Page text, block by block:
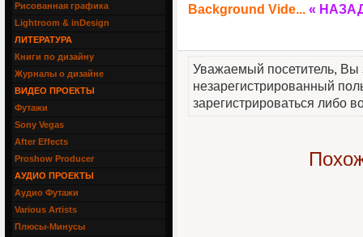
Background Vide... «
Уважаемый посетитель, Вы
незарегистрированный
зарегистрироваться либо
Рисованная графика
Lightroom & inDesign
ЛИТЕРАТУРА
Книги по дизайну
Журналы о дизайне
ВИДЕО ПРОЕКТЫ
Футажи
Sony Vegas
After Effects
Proshow Producer
АУДИО ПРОЕКТЫ
Аудио Футажи
Various Artists
Плюсы-Минусы